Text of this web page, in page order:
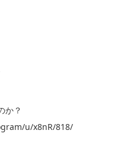
か？
u/x8nR/818/